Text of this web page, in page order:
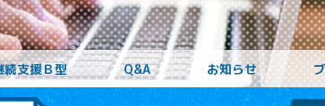
続支援Ｂ型 Q&A お知らせ